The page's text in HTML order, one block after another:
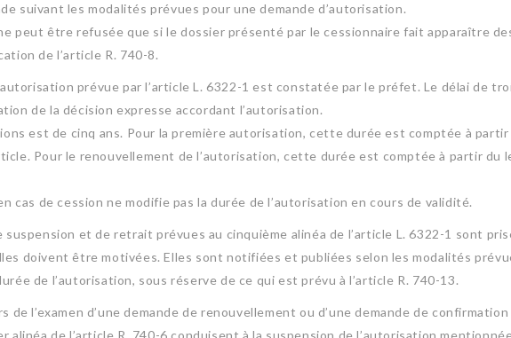
suivant les modalités prévues pour une demande d’autorisation.
peut être refusée que si le dossier présenté par le cessionnaire fait apparaître
de l’article R. 740-8.
prévue par l’article L. 6322-1 est constatée par le préfet. Le délai de
de la décision expresse accordant l’autorisation.
est de cinq ans. Pour la première autorisation, cette durée est comptée à
Pour le renouvellement de l’autorisation, cette durée est comptée à partir du
cas de cession ne modifie pas la durée de l’autorisation en cours de validité.
suspension et de retrait prévues au cinquième alinéa de l’article L. 6322-1 sont
doivent être motivées. Elles sont notifiées et publiées selon les modalités
de l’autorisation, sous réserve de ce qui est prévu à l’article R. 740-13.
de l’examen d’une demande de renouvellement ou d’une demande de
alinéa de l’article R. 740-6 conduisent à la suspension de l’autorisation